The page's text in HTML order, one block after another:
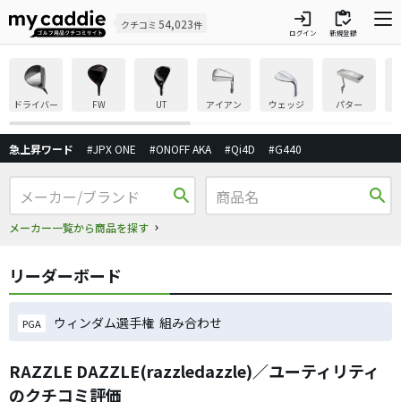
クチコミ 54,023件 login
ログイン
inventory
新規登録
ドライバー FW UT アイアン ウェッジ パター
急上昇ワード #JPX ONE #ONOFF AKA #Qi4D #G440
search
メーカー一覧から商品を探す
search
リーダーボード
PGA ウィンダム選手権 組み合わせ
RAZZLE DAZZLE(razzledazzle)／ユーティリティ
のクチコミ評価